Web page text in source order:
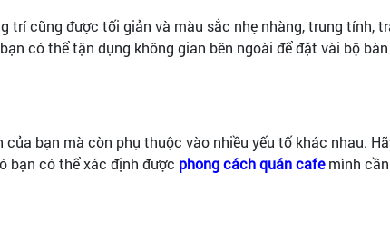
trí cũng được tối giản và màu sắc nhẹ nhàng, trung tính,
có thể tận dụng không gian bên ngoài để đặt vài bộ
bạn mà còn phụ thuộc vào nhiều yếu tố khác nhau.
bạn có thể xác định được phong cách quán cafemình cần